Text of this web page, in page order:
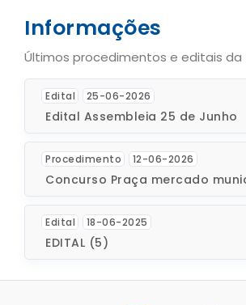
Informações
Últimos procedimentos e editais da
Edital 25-06-2026
Edital Assembleia 25 de Junho
Procedimento 12-06-2026
Concurso Praça mercado
Edital 18-06-2025
EDITAL (5)